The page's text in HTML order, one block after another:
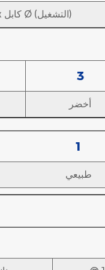
30x كابل Ø (التثبيت)، 15x كابل Ø (التشغيل)
3
أخضر
1
طبيعي